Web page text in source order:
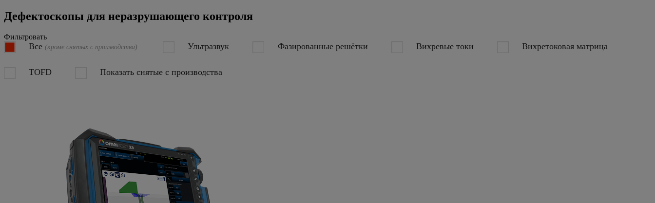
Дефектоскопы для неразрушающего контроля
Фильтровать
Все(кроме снятых с производства) Ультразвук Фазированные решётки Вихревые токи Вихретоковая матрица
TOFD Показать снятые с производства